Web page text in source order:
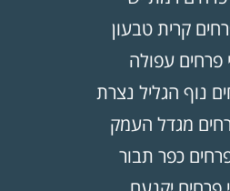
קרית טבעון
פרחים עפולה
נוף הגליל נצרת
מגדל העמק
כפר תבור